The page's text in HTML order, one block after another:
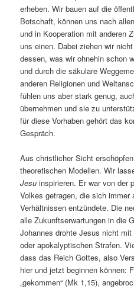
erheben. Wir bauen auf die
Botschaft, können uns nach
und in Kooperation mit anderen
uns einen. Dabei ziehen wir
dessen, was wir ohnehin schon
und durch die säkulare
anderen Religionen und
fühlen uns aber stark genug,
übernehmen und sie zu
für diese Vorhaben gehört das
Gespräch.
Aus christlicher Sicht
theoretischen Modellen. Wir
Jesu inspirieren. Er war von der
Volkes getragen, die sich immer
Verhältnissen entzündete. Die
alle Zukunftserwartungen in die
Johannes drohte Jesus nicht
oder apokalyptischen Strafen.
dass das Reich Gottes, also
hier und jetzt beginnen können:
„gekommen“ (Mk 1,15),